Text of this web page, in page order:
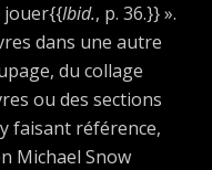
jouer{{Ibid., p. 36.}} ».
dans une autre
du collage
ou des sections
faisant référence,
Michael Snow